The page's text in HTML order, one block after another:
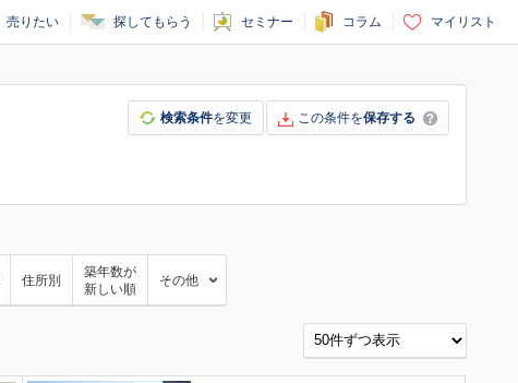
売りたい 探してもらう セミナー コラム マイリスト
検索条件を変更 この条件を保存する
住所別
築年数が
新しい順
その他